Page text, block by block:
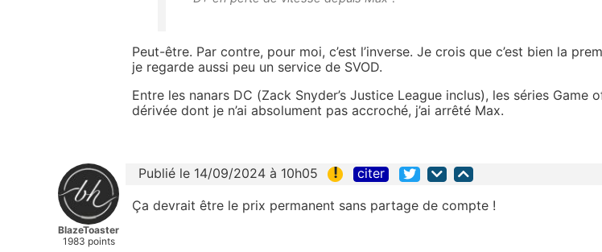
Peut-être. Par contre, pour moi, c’est l’inverse. Je crois que c’est bien la
je regarde aussi peu un service de SVOD.
Entre les nanars DC (Zack Snyder’s Justice League inclus), les séries Game
dérivée dont je n’ai absolument pas accroché, j’ai arrêté Max.
BlazeToaster
1983 points
Publié le 14/09/2024 à 10h05 ! citer
Ça devrait être le prix permanent sans partage de compte !